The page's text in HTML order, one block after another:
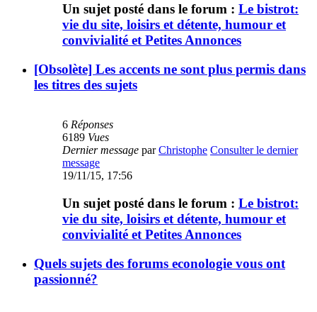
Un sujet posté dans le forum : Le bistrot:
vie du site, loisirs et détente, humour et
convivialité et Petites Annonces
[Obsolète] Les accents ne sont plus permis dans
les titres des sujets
6 Réponses
6189 Vues
Dernier message parChristophe Consulter le dernier
message
19/11/15, 17:56
Un sujet posté dans le forum : Le bistrot:
vie du site, loisirs et détente, humour et
convivialité et Petites Annonces
Quels sujets des forums econologie vous ont
passionné?